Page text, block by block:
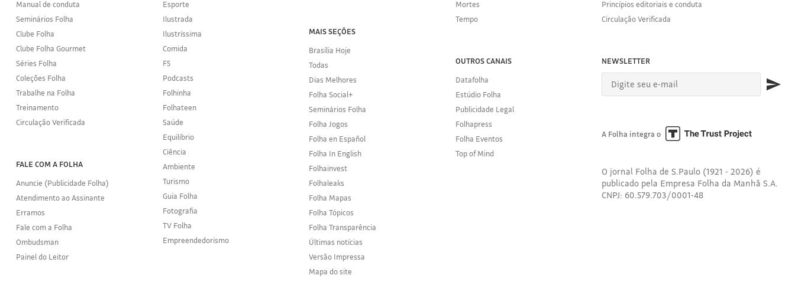
Manual de conduta
Seminários Folha
Clube Folha
Clube Folha Gourmet
Séries Folha
Coleções Folha
Trabalhe na Folha
Treinamento
Circulação Verificada
FALE COM A FOLHA
Anuncie (Publicidade Folha)
Atendimento ao Assinante
Erramos
Fale com a Folha
Ombudsman
Painel do Leitor
Esporte
Ilustrada
Ilustríssima
Comida
F5
Podcasts
Folhinha
Folhateen
Saúde
Equilíbrio
Ciência
Ambiente
Turismo
Guia Folha
Fotografia
TV Folha
Empreendedorismo
MAIS SEÇÕES
Brasília Hoje
Todas
Dias Melhores
Folha Social+
Seminários Folha
Folha Jogos
Folha en Español
Folha In English
Folhainvest
Folhaleaks
Folha Mapas
Folha Tópicos
Folha Transparência
Últimas notícias
Versão Impressa
Mapa do site
Mortes
Tempo
OUTROS CANAIS
Datafolha
Estúdio Folha
Publicidade Legal
Folhapress
Folha Eventos
Top of Mind
Princípios editoriais e conduta
Circulação Verificada
NEWSLETTER
A Folha integra o
O jornal Folha de S.Paulo (1921 - 2026) é
publicado pela Empresa Folha da Manhã S.A.
CNPJ: 60.579.703/0001-48